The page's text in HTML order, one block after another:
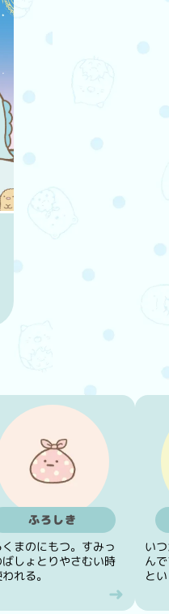
ふろしき
くまのにもつ。すみっ
ばしょとりやさむい時
れる。
い
ん
と